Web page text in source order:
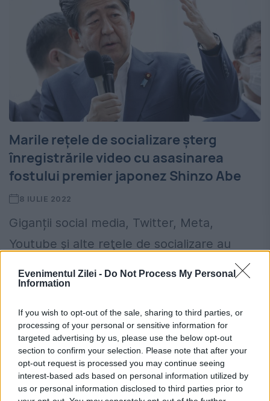
Evenimentul Zilei - Do Not Process My Personal
Information
If you wish to opt-out of the sale, sharing to third parties, or
processing of your personal or sensitive information for
targeted advertising by us, please use the below opt-out
section to confirm your selection. Please note that after your
opt-out request is processed you may continue seeing
interest-based ads based on personal information utilized by
us or personal information disclosed to third parties prior to
Marile rețele de socializare șterg
înregistrările video cu asasinarea
fostului premier japonez Shinzo Abe
8 IULIE 2022
Giganții social media, Twitter, Meta,
Youtube şi alte reţele de socializare au
şters vineri înregistrări video ale asasinării
fostului premier japonez Shinzo Abe.
Acestea ar încalca reglementările cu privire
la...